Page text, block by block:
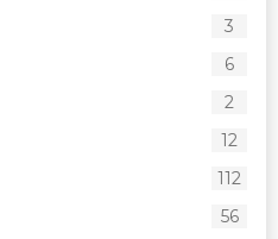
3
6
2
12
112
56